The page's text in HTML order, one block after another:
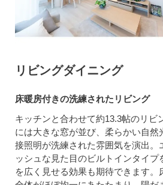
リビングダイニング
床暖房付きの洗練されたリビング
キッチンと合わせて約13.3帖のリビ
には大きな窓が並び、柔らかい自然
接照明が洗練された雰囲気を演出。
ッシュな見た目のビルトインタイプ
を広く見せる効果も期待できます。